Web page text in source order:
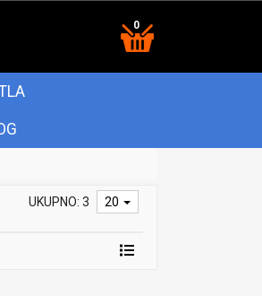
0
UKUPNO: 3 20